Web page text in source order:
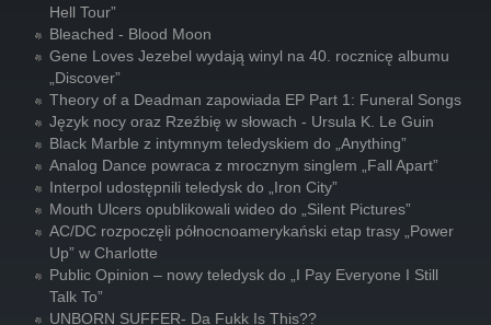
Hell Tour”
Bleached - Blood Moon
Gene Loves Jezebel wydają winyl na 40. rocznicę albumu
„Discover”
Theory of a Deadman zapowiada EP Part 1: Funeral Songs
Język nocy oraz Rzeźbię w słowach - Ursula K. Le Guin
Black Marble z intymnym teledyskiem do „Anything”
Analog Dance powraca z mrocznym singlem „Fall Apart”
Interpol udostępnili teledysk do „Iron City”
Mouth Ulcers opublikowali wideo do „Silent Pictures”
AC/DC rozpoczęli północnoamerykański etap trasy „Power
Up” w Charlotte
Public Opinion – nowy teledysk do „I Pay Everyone I Still
Talk To”
UNBORN SUFFER- Da Fukk Is This??